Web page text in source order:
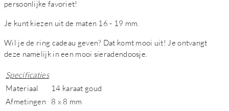
persoonlijke favoriet!
Je kunt kiezen uit de maten 16 - 19 mm.
Wil je de ring cadeau geven? Dat komt mooi uit! Je ontvangt
deze namelijk in een mooi sieradendoosje.
Specificaties
Materiaal
14 karaat goud
Afmetingen
8 x 8 mm